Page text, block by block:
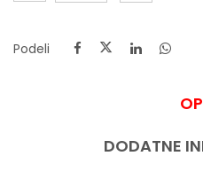
Podeli
DODATNE